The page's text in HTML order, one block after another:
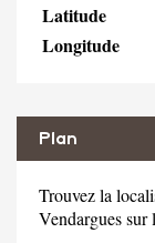
Latitude
Longitude
Plan
Trouvez la
Vendargues sur